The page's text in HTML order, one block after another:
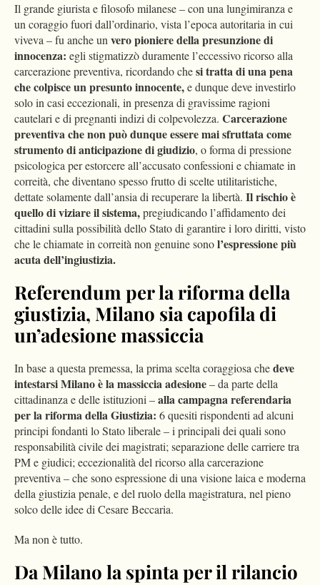
Il grande giurista e filosofo milanese – con una lungimiranza e
un coraggio fuori dall’ordinario, vista l’epoca autoritaria in cui
viveva – fu anche unvero pioniere della presunzione di
innocenza: egli stigmatizzò duramente l’eccessivo ricorso alla
carcerazione preventiva, ricordando chesi tratta di una pena
che colpisce un presunto innocente,e dunque deve investirlo
solo in casi eccezionali, in presenza di gravissime ragioni
cautelari e di pregnanti indizi di colpevolezza. Carcerazione
preventiva che non può dunque essere mai sfruttata come
strumento di anticipazione di giudizio, o forma di pressione
psicologica per estorcere all’accusato confessioni e chiamate in
correità, che diventano spesso frutto di scelte utilitaristiche,
dettate solamente dall’ansia di recuperare la libertà. Il rischio è
quello di viziare il sistema,pregiudicando l’affidamento dei
cittadini sulla possibilità dello Stato di garantire i loro diritti, visto
che le chiamate in correità non genuine sonol’espressione più
acuta dell’ingiustizia.
Referendum per la riforma della
giustizia, Milano sia capofila di
un’adesione massiccia
In base a questa premessa, la prima scelta coraggiosa chedeve
intestarsi Milano è la massiccia adesione– da parte della
cittadinanza e delle istituzioni –alla campagna referendaria
per la riforma della Giustizia: 6 quesiti rispondenti ad alcuni
principi fondanti lo Stato liberale – i principali dei quali sono
responsabilità civile dei magistrati; separazione delle carriere tra
PM e giudici; eccezionalità del ricorso alla carcerazione
preventiva – che sono espressione di una visione laica e moderna
della giustizia penale, e del ruolo della magistratura, nel pieno
solco delle idee di Cesare Beccaria.
Ma non è tutto.
Da Milano la spinta per il rilancio